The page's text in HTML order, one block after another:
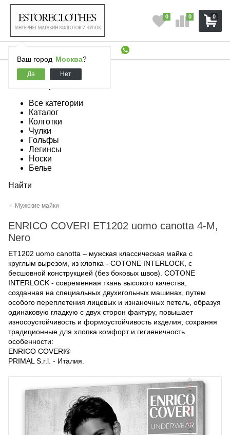
0
0 0
Ваш город Москва?
Все категории
Каталог
Колготки
Чулки
Гольфы
Легинсы
Носки
Белье
Найти
Мужские майки
ENRICO COVERI ET1202 uomo canotta 4-M,
Nero
ET1202 uomo canotta – мужская классическая майка с
круглым вырезом, из хлопка - COTONE INTERLOCK, с
бесшовной конструкцией (без боковых швов). COTONE
INTERLOCK - современная ткань высокого качества,
созданная на специальных двухигольных машинах, путем
особого переплетения лицевых и изнаночных петель, образуя
одинаковую гладкую с двух сторон фактуру, повышает
износоустойчивость и формоустойчивость изделия, сохраняя
традиционные для хлопка комфорт и гигиеничность.
особенности:
ENRICO COVERI®
PRIMAL S.r.l. - Италия.